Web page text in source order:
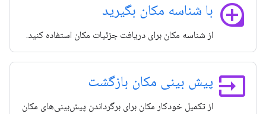
loupe با شناسه مکان بگیرید
از شناسه مکان برای دریافت جزئیات مکان استفاده کنید.
input پیش بینی مکان بازگشت
از تکمیل خودکار مکان برای برگرداندن پیش‌بینی‌های مکان